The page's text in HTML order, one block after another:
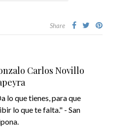
Share
Carlos Novillo
lo que tienes, para que
lo que te falta." - San